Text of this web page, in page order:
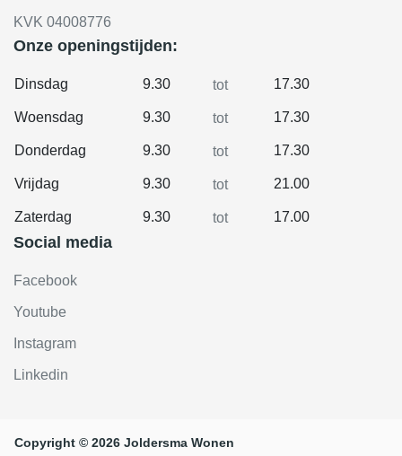
KVK 04008776
Onze openingstijden:
Dinsdag 9.30 tot 17.30
Woensdag 9.30 tot 17.30
Donderdag 9.30 tot 17.30
Vrijdag 9.30 tot 21.00
Zaterdag 9.30 tot 17.00
Social media
Facebook
Youtube
Instagram
Linkedin
Copyright © 2026 Joldersma Wonen